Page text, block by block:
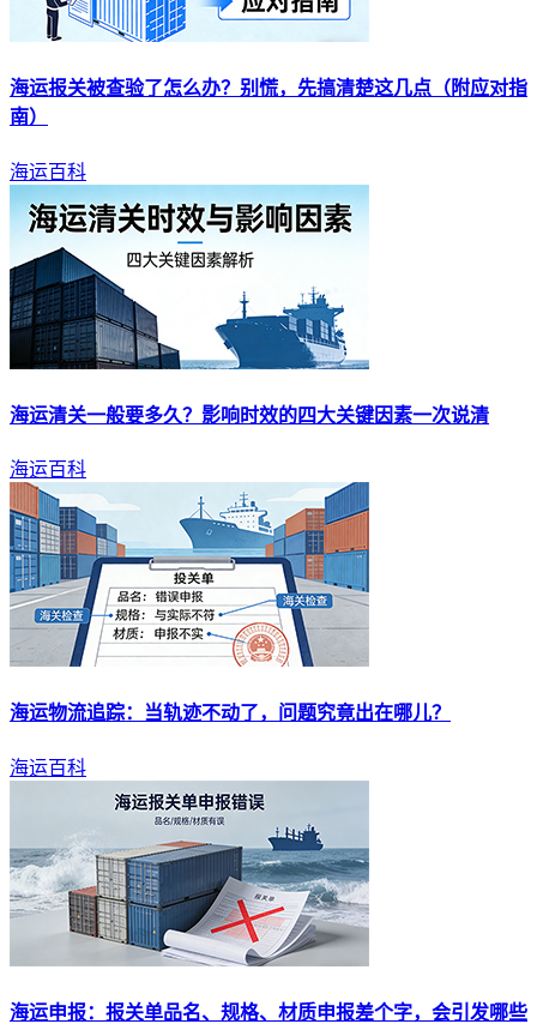
海运报关被查验了怎么办？别慌，先搞清楚这几点（附应对指
南）
海运百科
海运清关一般要多久？影响时效的四大关键因素一次说清
海运百科
海运物流追踪：当轨迹不动了，问题究竟出在哪儿？
海运百科
海运申报：报关单品名、规格、材质申报差个字，会引发哪些